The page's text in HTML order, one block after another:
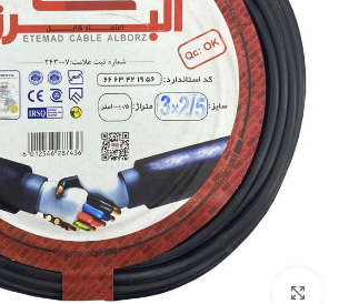
بزرگنمایی تصویر